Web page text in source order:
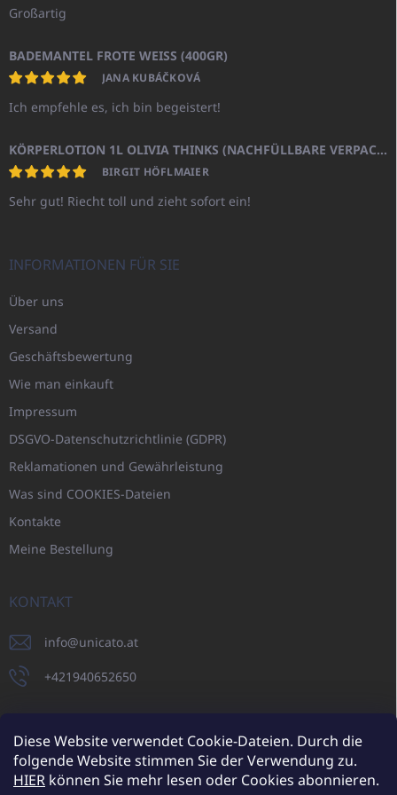
Diese Website verwendet Cookie-Dateien. Durch die
folgende Website stimmen Sie der Verwendung zu.
HIER können Sie mehr lesen oder Cookies abonnieren.
Großartig
BADEMANTEL FROTE WEISS (400GR)
JANA KUBÁČKOVÁ
Ich empfehle es, ich bin begeistert!
KÖRPERLOTION 1L OLIVIA THINKS (NACHFÜLLBARE VERPACKUNG)
BIRGIT HÖFLMAIER
Sehr gut! Riecht toll und zieht sofort ein!
INFORMATIONEN FÜR SIE
Über uns
Versand
Geschäftsbewertung
Wie man einkauft
Impressum
DSGVO-Datenschutzrichtlinie (GDPR)
Reklamationen und Gewährleistung
Was sind COOKIES-Dateien
Kontakte
Meine Bestellung
KONTAKT
info@unicato.at
+421940652650
UNICATO.sk UNICATOshop.cz UNICATO.at UNICATO.hu
UNICATOshop.pl
UNICATOshop.de